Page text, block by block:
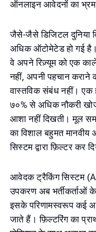
ऑनलाइन आवेदनों का भ्रम
जैसे-जैसे डिजिटल दुनिया
अधिक ऑटोमेटेड हो गई
वे अपने रिज़्यूम को एक
नहीं, अपनी पहचान
वास्तविक संबंध नहीं। एक
७०% से अधिक नौकरी
आशा नहीं दिखती। मूल
का विशाल बहुमत
सिस्टम द्वारा फ़िल्टर कर
आवेदक ट्रैकिंग सिस्टम
उपकरण अब भर्तीकर्ताओं
इसके परिणामस्वरूप कई
जाते हैं। फ़िल्टरिंग का